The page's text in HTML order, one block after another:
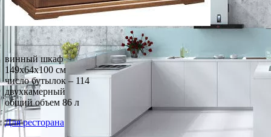
винный шкаф
149x64x100 см
число бутылок – 114
двухкамерный
общий объем 86 л
Для ресторана